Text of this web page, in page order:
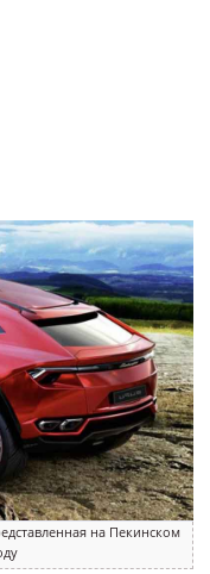
на Пекинском